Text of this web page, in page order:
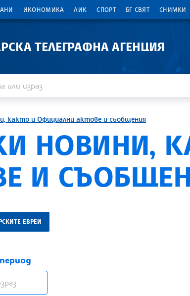
ИКОНОМИКА ЛИК СПОРТ БГ СВЯТ СНИМКИ
ТЕЛЕГРАФНА АГЕНЦИЯ
както и Официални актове и съобщения
НОВИНИ,
И
ЕВРЕИ